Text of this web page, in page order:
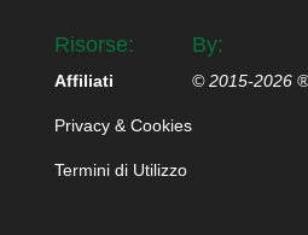
Risorse:
Affiliati
Privacy & Cookies
Termini di Utilizzo
By:
© 2015-2026